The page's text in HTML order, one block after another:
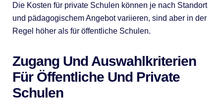
Die Kosten für private Schulen können je nach Standort
und pädagogischem Angebot variieren, sind aber in der
Regel höher als für öffentliche Schulen.
Zugang Und Auswahlkriterien
Für Öffentliche Und Private
Schulen